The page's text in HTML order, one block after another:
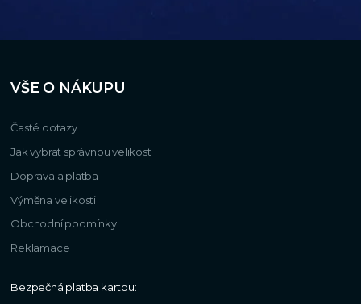
VŠE O NÁKUPU
Časté dotazy
Jak vybrat správnou velikost
Doprava a platba
Výměna velikosti
Obchodní podmínky
Reklamace
Bezpečná platba kartou: